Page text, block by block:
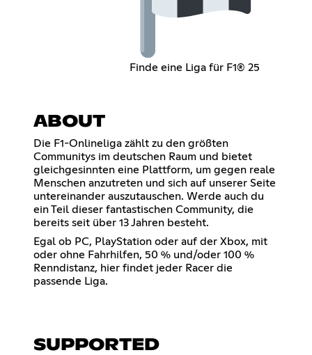
Finde eine Liga für F1® 25
ABOUT
Die F1-Onlineliga zählt zu den größten
Communitys im deutschen Raum und bietet
gleichgesinnten eine Plattform, um gegen reale
Menschen anzutreten und sich auf unserer Seite
untereinander auszutauschen. Werde auch du
ein Teil dieser fantastischen Community, die
bereits seit über 13 Jahren besteht.
Egal ob PC, PlayStation oder auf der Xbox, mit
oder ohne Fahrhilfen, 50 % und/oder 100 %
Renndistanz, hier findet jeder Racer die
passende Liga.
SUPPORTED